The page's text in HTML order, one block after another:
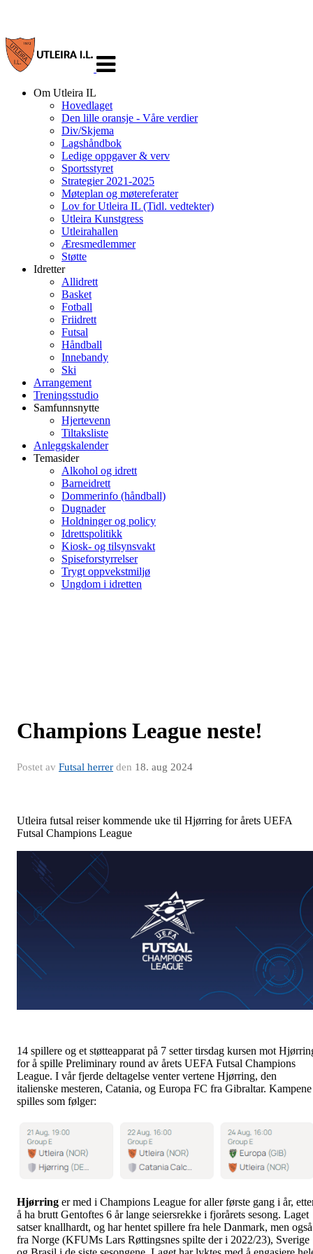
navigasjon
Om Utleira IL
Hovedlaget
Den lille oransje - Våre verdier
Div/Skjema
Lagshåndbok
Ledige oppgaver & verv
Sportsstyret
Strategier 2021-2025
Møteplan og møtereferater
Lov for Utleira IL (Tidl. vedtekter)
Utleira Kunstgress
Utleirahallen
Æresmedlemmer
Støtte
Idretter
Allidrett
Basket
Fotball
Friidrett
Futsal
Håndball
Innebandy
Ski
Arrangement
Treningsstudio
Samfunnsnytte
Hjertevenn
Tiltaksliste
Anleggskalender
Temasider
Alkohol og idrett
Barneidrett
Dommerinfo (håndball)
Dugnader
Holdninger og policy
Idrettspolitikk
Kiosk- og tilsynsvakt
Spiseforstyrrelser
Trygt oppvekstmiljø
Ungdom i idretten
Champions League neste!
Postet av Futsal herrer den 18. aug 2024
Utleira futsal reiser kommende uke til Hjørring for årets UEFA
Futsal Champions League
14 spillere og et støtteapparat på 7 setter tirsdag kursen mot
for å spille Preliminary round av årets UEFA Futsal Champions
League. I vår fjerde deltagelse venter vertene Hjørring, den
italienske mesteren, Catania, og Europa FC fra Gibraltar. Kampene
spilles som følger:
Hjørring er med i Champions League for aller første gang i år,
å ha brutt Gentoftes 6 år lange seiersrekke i fjorårets sesong. Laget
satser knallhardt, og har hentet spillere fra hele Danmark, men også
fra Norge (KFUMs Lars Røttingsnes spilte der i 2022/23), Sverige